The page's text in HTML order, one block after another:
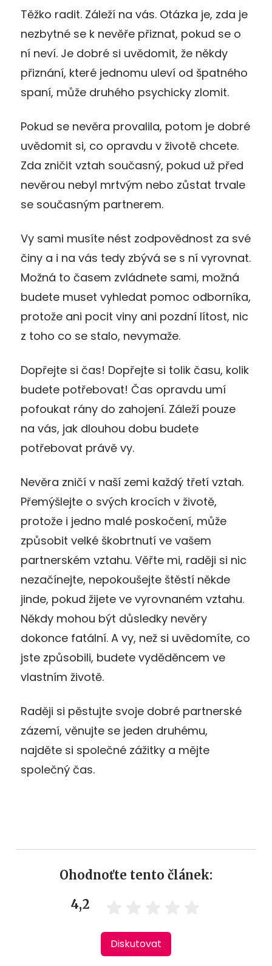
Těžko radit. Záleží na vás. Otázka je, zda je
nezbytné se k nevěře přiznat, pokud se o
ní neví. Je dobré si uvědomit, že někdy
přiznání, které jednomu uleví od špatného
spaní, může druhého psychicky zlomit.
Pokud se nevěra provalila, potom je dobré
uvědomit si, co opravdu v životě chcete.
Zda zničit vztah současný, pokud už před
nevěrou nebyl mrtvým nebo zůstat trvale
se současným partnerem.
Vy sami musíte nést zodpovědnost za své
činy a i na vás tedy zbývá se s ní vyrovnat.
Možná to časem zvládnete sami, možná
budete muset vyhledat pomoc odborníka,
protože ani pocit viny ani pozdní lítost, nic
z toho co se stalo, nevymaže.
Dopřejte si čas! Dopřejte si tolik času, kolik
budete potřebovat! Čas opravdu umí
pofoukat rány do zahojení. Záleží pouze
na vás, jak dlouhou dobu budete
potřebovat právě vy.
Nevěra zničí v naší zemi každý třetí vztah.
Přemýšlejte o svých krocích v životě,
protože i jedno malé poskočení, může
způsobit velké škobrtnutí ve vašem
partnerském vztahu. Věřte mi, raději si nic
nezačínejte, nepokoušejte štěstí někde
jinde, pokud žijete ve vyrovnaném vztahu.
Někdy mohou být důsledky nevěry
dokonce fatální. A vy, než si uvědomíte, co
jste způsobili, budete vyděděncem ve
vlastním životě.
Raději si pěstujte svoje dobré partnerské
zázemí, věnujte se jeden druhému,
najděte si společné zážitky a mějte
společný čas.
Ohodnoťte tento článek:
4,2
Diskutovat